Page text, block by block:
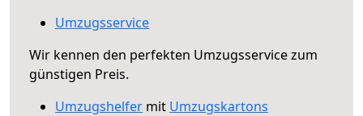
Umzugsservice
Wir kennen den perfekten Umzugsservice zum
günstigen Preis.
Umzugshelfer mit Umzugskartons